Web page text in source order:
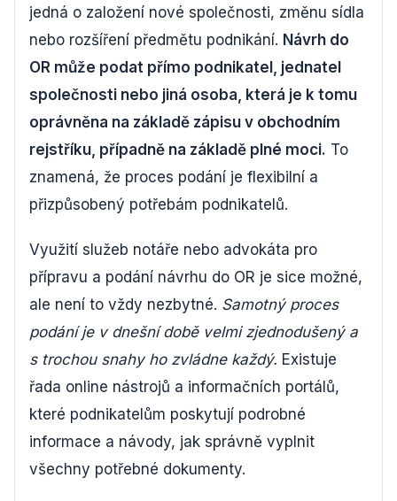
jedná o založení nové společnosti, změnu sídla
nebo rozšíření předmětu podnikání. Návrh do
OR může podat přímo podnikatel, jednatel
společnosti nebo jiná osoba, která je k tomu
oprávněna na základě zápisu v obchodním
rejstříku, případně na základě plné moci. To
znamená, že proces podání je flexibilní a
přizpůsobený potřebám podnikatelů.
Využití služeb notáře nebo advokáta pro
přípravu a podání návrhu do OR je sice možné,
ale není to vždy nezbytné. Samotný proces
podání je v dnešní době velmi zjednodušený a
s trochou snahy ho zvládne každý. Existuje
řada online nástrojů a informačních portálů,
které podnikatelům poskytují podrobné
informace a návody, jak správně vyplnit
všechny potřebné dokumenty.